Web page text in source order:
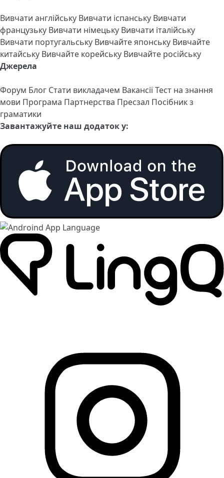
Вивчати англійську Вивчати іспанську Вивчати
французьку Вивчати німецьку Вивчати італійську
Вивчати португальську Вивчайте японську Вивчайте
китайську Вивчайте корейську Вивчайте російську
Джерела
Форум Блог Стати викладачем ВакансіїТест на знання
мови Програма Партнерства Пресзал Посібник з
граматики
Завантажуйте наш додаток у: